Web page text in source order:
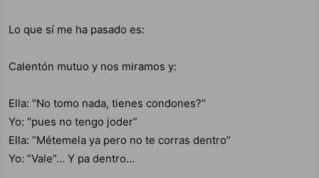
inspirado esas ideas... A veces una simple pregunta
¿Verdad? Me imagino que esas ideas que te vienen a
la mente deben ser bastante interesantes...
donde el control se pierde y el deseo puro toma el
simplemente un susto pasajero?...
Lo que sí me ha pasado es:
Calentón mutuo y nos miramos y:
Ella: “No tomo nada, tienes condones?”
Yo: “pues no tengo joder”
Ella: ”Métemela ya pero no te corras dentro”
Yo: ”Vale”... Y pa dentro…